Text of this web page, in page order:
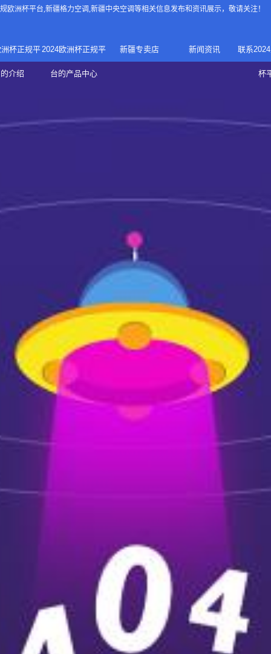
欧洲杯平台,新疆格力空调,新疆中央空调等相关信息发布和资讯展示，敬请关注！
杯正规平
介绍
正规欧洲
2024欧洲杯正规平
台的产品中心
家庭中央空调
家用空调
新疆专卖店 新闻资讯 联系
杯